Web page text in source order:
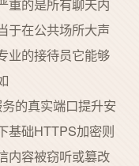
重的是所有聊天内
于在公共场所大声
业的接待员它能够
的真实端口提升安
基础HTTPS加密则
内容被窃听或篡改